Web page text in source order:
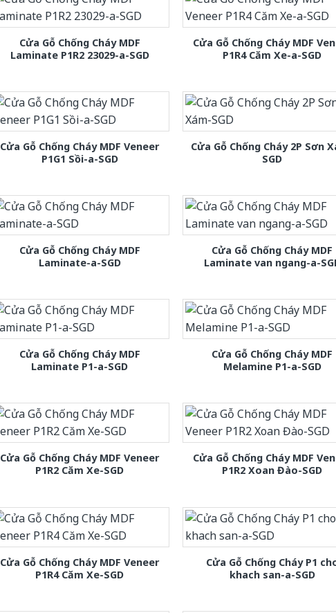
Cửa Gỗ Chống Cháy MDF
Laminate P1R2 23029-a-SGD
Cửa Gỗ Chống Cháy MDF
P1R4 Căm Xe-a-SGD
Cửa Gỗ Chống Cháy MDF Veneer
P1G1 Sồi-a-SGD
Cửa Gỗ Chống Cháy 2P Sơn
SGD
Cửa Gỗ Chống Cháy MDF
Laminate-a-SGD
Cửa Gỗ Chống Cháy MDF
Laminate van ngang-a-
Cửa Gỗ Chống Cháy MDF
Laminate P1-a-SGD
Cửa Gỗ Chống Cháy MDF
Melamine P1-a-SGD
Cửa Gỗ Chống Cháy MDF Veneer
P1R2 Căm Xe-SGD
Cửa Gỗ Chống Cháy MDF
P1R2 Xoan Đào-SGD
Cửa Gỗ Chống Cháy MDF Veneer
P1R4 Căm Xe-SGD
Cửa Gỗ Chống Cháy P1
khach san-a-SGD